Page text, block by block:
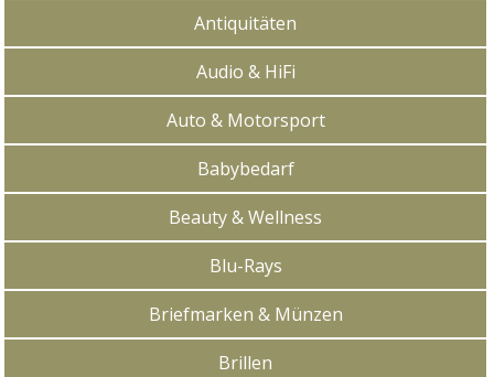
Antiquitäten
Audio & HiFi
Auto & Motorsport
Babybedarf
Beauty & Wellness
Blu-Rays
Briefmarken & Münzen
Brillen